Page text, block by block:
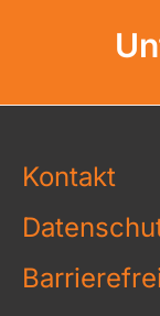
Kontakt